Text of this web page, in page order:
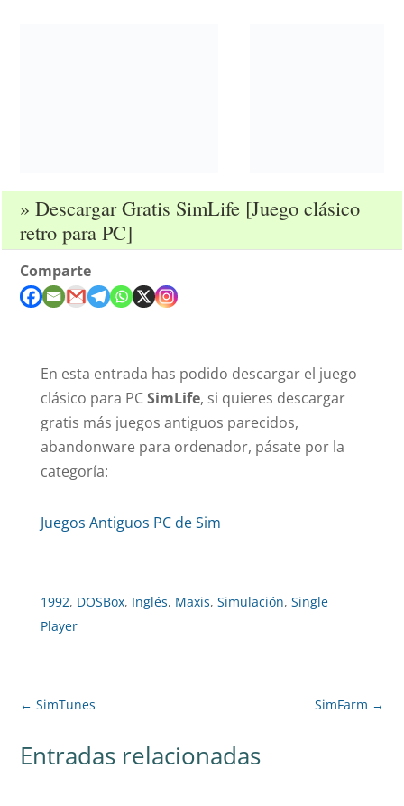
» Descargar Gratis SimLife [Juego clásico
retro para PC]
Comparte
En esta entrada has podido descargar el juego
clásico para PCSimLife, si quieres descargar
gratis más juegos antiguos parecidos,
abandonware para ordenador, pásate por la
categoría:
Juegos Antiguos PC de Sim
1992, DOSBox, Inglés, Maxis, Simulación, Single
Player
←SimTunes SimFarm →
Entradas relacionadas